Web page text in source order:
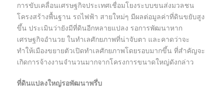
การขับเคลื่อนเศรษฐกิจประเทศเชื่อมโยงระบบขนส่งมวลชน
โครงสร้างพื้นฐาน รถไฟฟ้า สายใหม่ๆ มีผลต่อมูลค่าที่ดินขยับสูง
ขึ้น ประเมินว่ายังมีที่ดินอีกหลายแปลง รอการพัฒนาหาก
เศรษฐกิจอำนวย ในทำเลศักยภาพที่น่าจับตา และคาดว่าจะ
ทำให้เมืองขยายตัวเปิดทำเลศักยภาพโดยรอบมากขึ้น ที่สำคัญจะ
เกิดการจ้างงานจำนวนมากจากโครงการขนาดใหญ่ดังกล่าว
ที่ดินแปลงใหญ่รอพัฒนาพรึ่บ